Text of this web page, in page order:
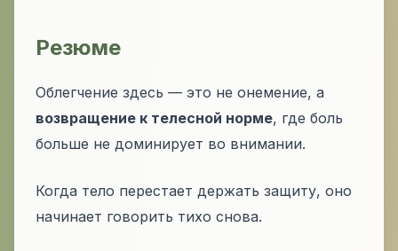
Резюме
Облегчение здесь — это не онемение, а
возвращение к телесной норме, где боль
больше не доминирует во внимании.
Когда тело перестает держать защиту, оно
начинает говорить тихо снова.